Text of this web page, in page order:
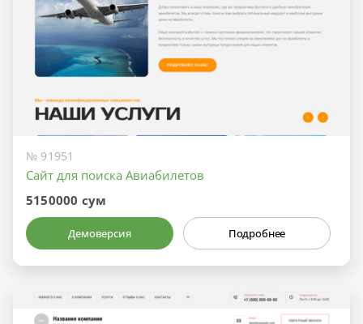
№ 91951
Сайт для поиска Авиабилетов
5150000 сум
Демоверсия Подробнее